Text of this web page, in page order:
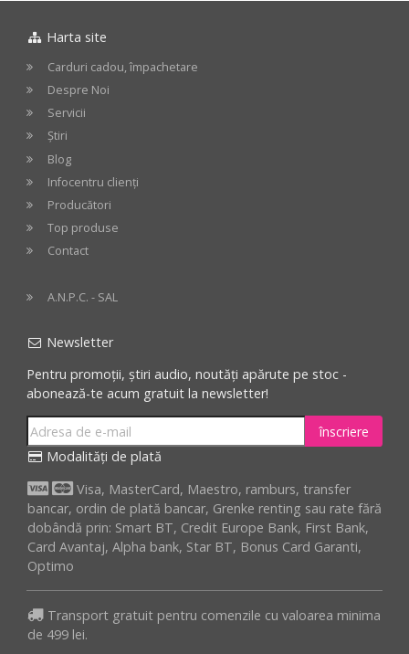
Harta site
Carduri cadou, împachetare
Despre Noi
Servicii
Știri
Blog
Infocentru clienți
Producători
Top produse
Contact
A.N.P.C. - SAL
Newsletter
Pentru promoții, știri audio, noutăți apărute pe stoc -
abonează-te acum gratuit la newsletter!
înscriere
Modalități de plată
Visa, MasterCard, Maestro, ramburs, transfer
bancar, ordin de plată bancar, Grenke renting sau rate fără
dobândă prin: Smart BT, Credit Europe Bank, First Bank,
Card Avantaj, Alpha bank, Star BT, Bonus Card Garanti,
Optimo
Transport gratuit pentru comenzile cu valoarea minima
de 499 lei.